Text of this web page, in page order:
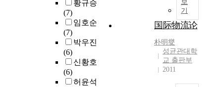
황규승
(7)
임호순
(7)
박우진
(6)
신황호
(6)
허윤석
보
기
国际物流论
朴明燮
성균관대학
교 출판부
2011